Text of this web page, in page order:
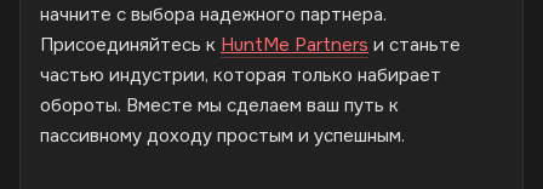
начните с выбора надежного партнера.
Присоединяйтесь к HuntMe Partners и станьте
частью индустрии, которая только набирает
обороты. Вместе мы сделаем ваш путь к
пассивному доходу простым и успешным.